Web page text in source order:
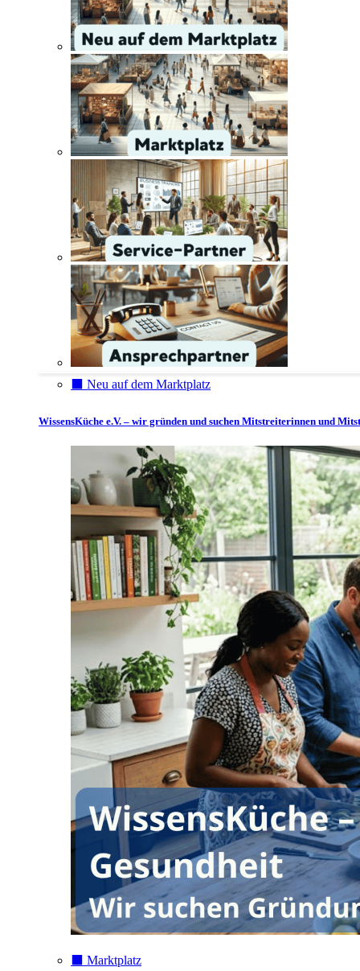
⬛️ Neu auf dem Marktplatz
WissensKüche e.V. – wir gründen und suchen Mitstreiterinnen und
⬛️ Marktplatz